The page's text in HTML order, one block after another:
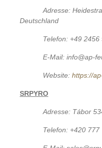
Adresse:
Deutschland
Telefon: +49 2456
E-Mail: info@ap-
Website:https://
SRPYRO
Adresse: Tábor
Telefon: +420 777